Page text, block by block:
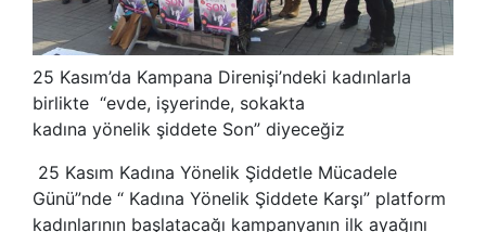
25 Kasım’da Kampana Direnişi’ndeki kadınlarla
birlikte “evde, işyerinde, sokakta
kadına yönelik şiddete Son” diyeceğiz
25 Kasım Kadına Yönelik Şiddetle Mücadele
Günü”nde “ Kadına Yönelik Şiddete Karşı” platform
kadınlarının başlatacağı kampanyanın ilk ayağını